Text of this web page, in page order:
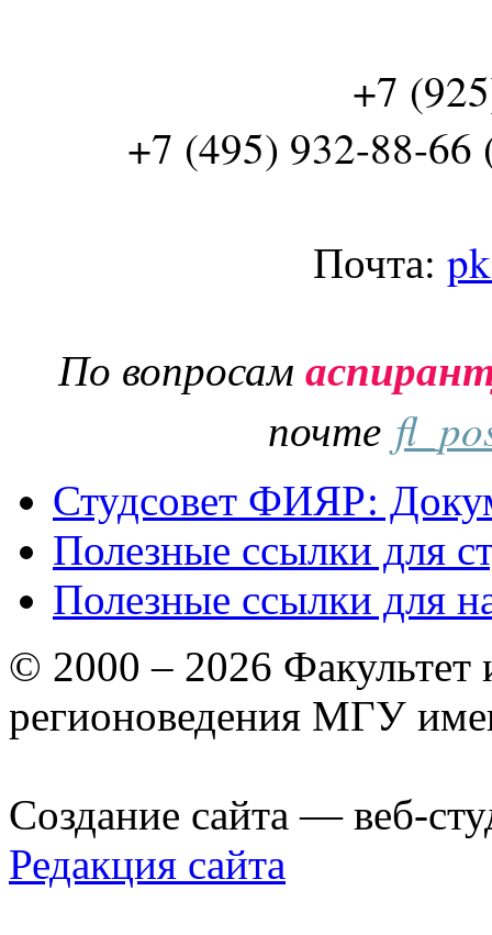
+7
+7 (495) 932-88-66
Почта:
По вопросам
почте
Студсовет ФИЯР:
Полезные ссылки для
Полезные ссылки для
© 2000 – 2026 Факультет
регионоведения МГУ
Создание сайта — веб-
Редакция сайта